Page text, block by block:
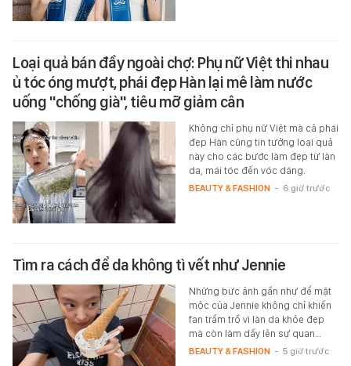
Loại quả bán đầy ngoài chợ: Phụ nữ Việt thi nhau
ủ tóc óng mượt, phái đẹp Hàn lại mê làm nước
uống "chống già", tiêu mỡ giảm cân
Không chỉ phụ nữ Việt mà cả phái
đẹp Hàn cũng tin tưởng loại quả
này cho các bước làm đẹp từ làn
da, mái tóc đến vóc dáng.
BEAUTY & FASHION - 6 giờ trước
Tìm ra cách để da không tì vết như Jennie
Những bức ảnh gần như để mặt
mộc của Jennie không chỉ khiến
fan trầm trồ vì làn da khỏe đẹp
mà còn làm dấy lên sự quan…
BEAUTY & FASHION - 5 giờ trước